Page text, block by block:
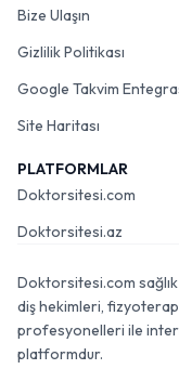
Bize Ulaşın
Gizlilik Politikası
Google Takvim
Site Haritası
PLATFORMLAR
Doktorsitesi.com
Doktorsitesi.az
Doktorsitesi.com
diş hekimleri,
profesyonelleri ile
platformdur.